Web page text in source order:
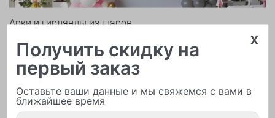
Арки и гирлянды из шаров
x
Получить скидку на
первый заказ
Оставьте ваши данные и мы свяжемся с вами в
ближайшее время